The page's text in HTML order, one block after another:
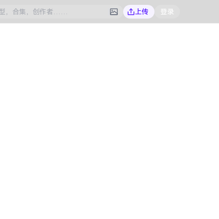
上传 登录